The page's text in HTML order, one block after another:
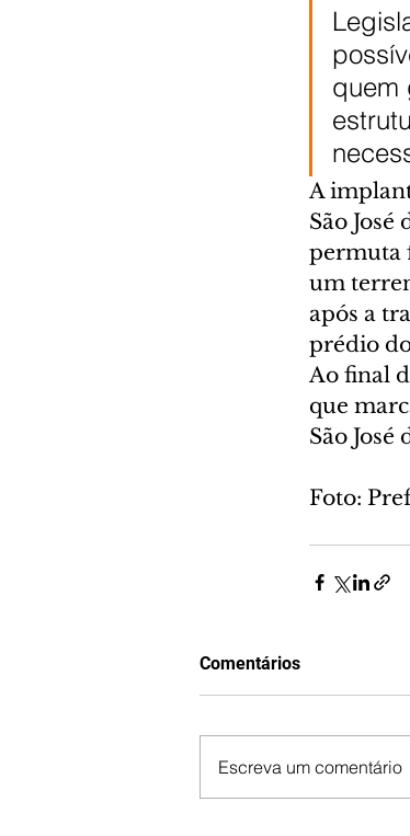
quem
A
São
permuta
um
após a
prédio
Ao final
que
São José
Foto:
Comentários
Escreva um comentário